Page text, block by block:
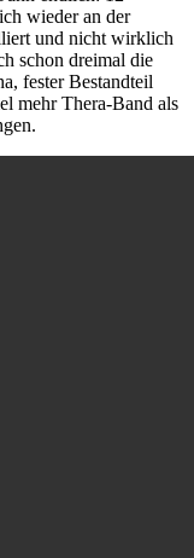
wieder an der
und nicht wirklich
schon dreimal die
fester Bestandteil
mehr Thera-Band als